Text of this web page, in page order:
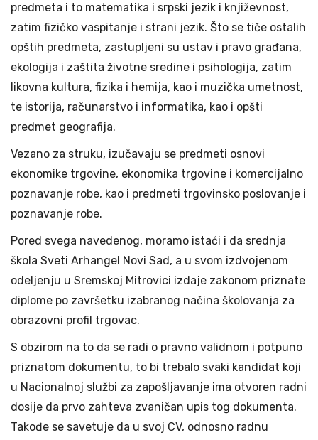
predmeta i to matematika i srpski jezik i književnost,
zatim fizičko vaspitanje i strani jezik. Što se tiče ostalih
opštih predmeta, zastupljeni su ustav i pravo građana,
ekologija i zaštita životne sredine i psihologija, zatim
likovna kultura, fizika i hemija, kao i muzička umetnost,
te istorija, računarstvo i informatika, kao i opšti
predmet geografija.
Vezano za struku, izučavaju se predmeti osnovi
ekonomike trgovine, ekonomika trgovine i komercijalno
poznavanje robe, kao i predmeti trgovinsko poslovanje i
poznavanje robe.
Pored svega navedenog, moramo istaći i da srednja
škola Sveti Arhangel Novi Sad, a u svom izdvojenom
odeljenju u Sremskoj Mitrovici izdaje zakonom priznate
diplome po završetku izabranog načina školovanja za
obrazovni profil trgovac.
S obzirom na to da se radi o pravno validnom i potpuno
priznatom dokumentu, to bi trebalo svaki kandidat koji
u Nacionalnoj službi za zapošljavanje ima otvoren radni
dosije da prvo zahteva zvaničan upis tog dokumenta.
Takođe se savetuje da u svoj CV, odnosno radnu